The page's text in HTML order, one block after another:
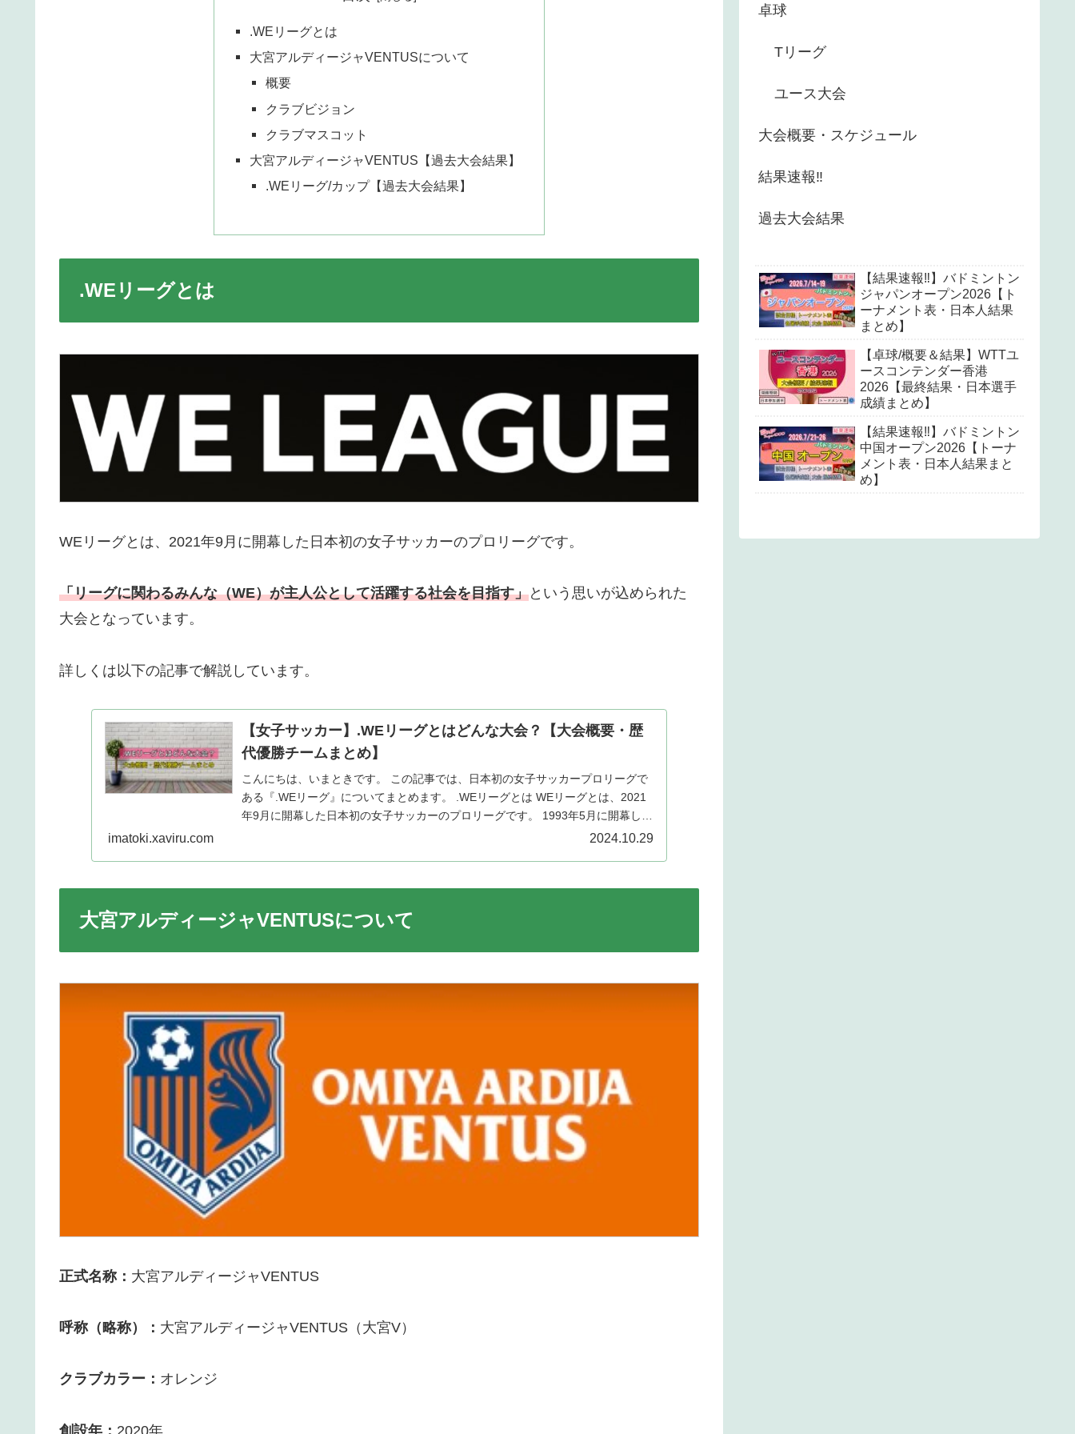
.WEリーグとは
大宮アルディージャVENTUSについて
概要
クラブビジョン
クラブマスコット
大宮アルディージャVENTUS【過去大会結果】
.WEリーグ/カップ【過去大会結果】
.WEリーグとは
WEリーグとは、2021年9月に開幕した日本初の女子サッカーのプロリーグです。
「リーグに関わるみんな（WE）が主人公として活躍する社会を目指す」という思いが込められた
大会となっています。
詳しくは以下の記事で解説しています。
【女子サッカー】.WEリーグとはどんな大会？【大会概要・歴
代優勝チームまとめ】
こんにちは、いまときです。 この記事では、日本初の女子サッカープロリーグで
ある『.WEリーグ』についてまとめます。 .WEリーグとは WEリーグとは、2021
年9月に開幕した日本初の女子サッカーのプロリーグです。 1993年5月に開幕した
imatoki.xaviru.com 2024.10.29
大宮アルディージャVENTUSについて
正式名称： 大宮アルディージャVENTUS
呼称（略称）： 大宮アルディージャVENTUS（大宮V）
クラブカラー： オレンジ
創設年： 2020年
卓球
Tリーグ
ユース大会
大会概要・スケジュール
結果速報‼︎
過去大会結果
【結果速報‼︎】バドミントン
ジャパンオープン2026【ト
ーナメント表・日本人結果
まとめ】
【卓球/概要＆結果】WTTユ
ースコンテンダー香港
2026【最終結果・日本選手
成績まとめ】
【結果速報‼︎】バドミントン
中国オープン2026【トーナ
メント表・日本人結果まと
め】